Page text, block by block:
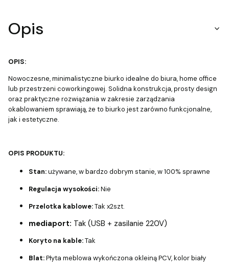
Opis
OPIS:
Nowoczesne, minimalistyczne biurko idealne do biura, home office
lub przestrzeni coworkingowej. Solidna konstrukcja, prosty design
oraz praktyczne rozwiązania w zakresie zarządzania
okablowaniem sprawiają, że to biurko jest zarówno funkcjonalne,
jak i estetyczne.
OPIS PRODUKTU:
Stan:używane, w bardzo dobrym stanie, w 100% sprawne
Regulacja wysokości:Nie
Przelotka kablowe:Tak x2szt.
mediaport: Tak (USB + zasilanie 220V)
Koryto na kable:Tak
Blat:Płyta meblowa wykończona okleiną PCV, kolor biały